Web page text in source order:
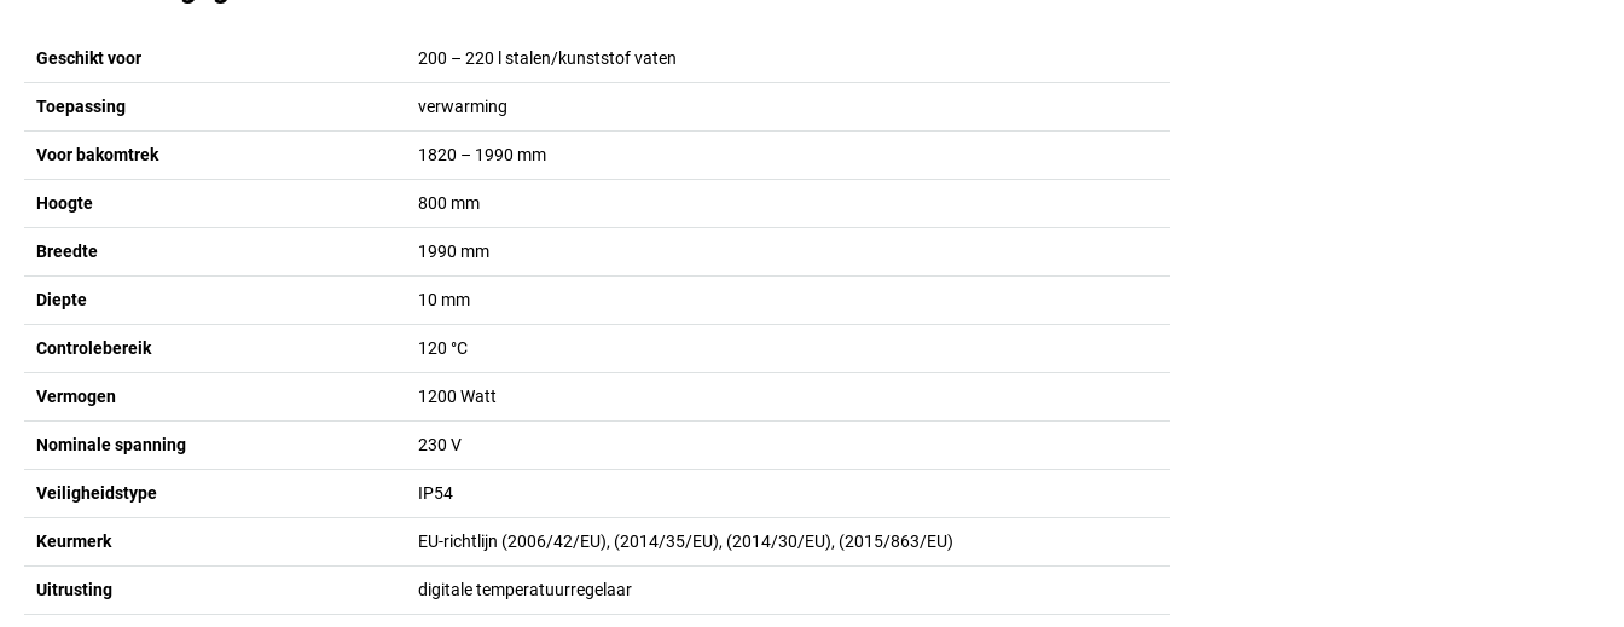
Geschikt voor 200 – 220 l stalen/kunststof vaten
Toepassing verwarming
Voor bakomtrek 1820 – 1990 mm
Hoogte 800 mm
Breedte 1990 mm
Diepte 10 mm
Controlebereik 120 °C
Vermogen 1200 Watt
Nominale spanning 230 V
Veiligheidstype IP54
Keurmerk EU-richtlijn (2006/42/EU), (2014/35/EU), (2014/30/EU), (2015/863/EU)
Uitrusting digitale temperatuurregelaar